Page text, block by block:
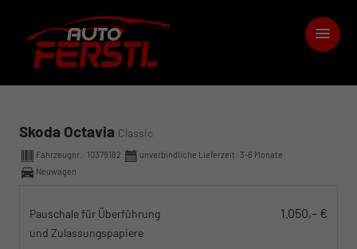
Skoda Octavia Classic
Fahrzeugnr.: 10379182
unverbindliche Lieferzeit: 3-6 Monate
Neuwagen
Pauschale für Überführung
und Zulassungspapiere
1.050,– €